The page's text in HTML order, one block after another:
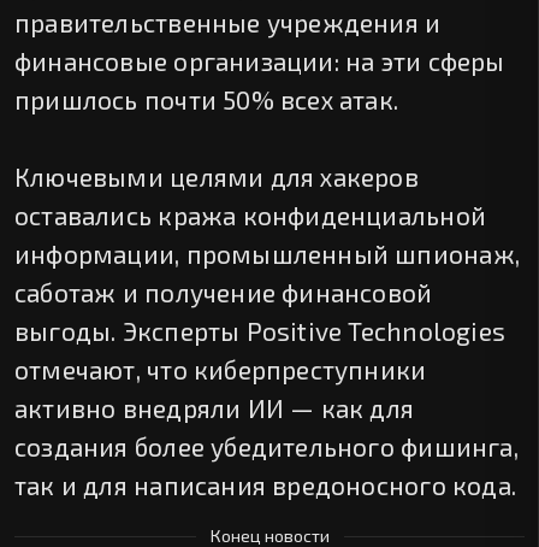
правительственные учреждения и
финансовые организации: на эти сферы
пришлось почти 50% всех атак.
Ключевыми целями для хакеров
оставались кража конфиденциальной
информации, промышленный шпионаж,
саботаж и получение финансовой
выгоды. Эксперты Positive Technologies
отмечают, что киберпреступники
активно внедряли ИИ — как для
создания более убедительного фишинга,
так и для написания вредоносного кода.
Конец новости